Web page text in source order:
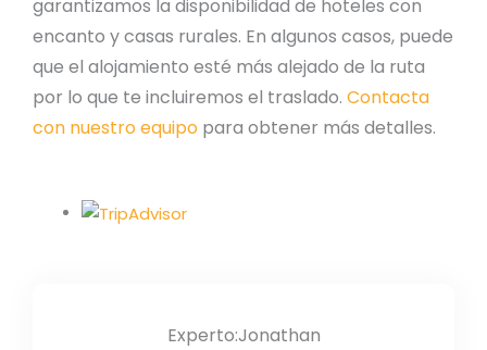
garantizamos la disponibilidad de hoteles con
encanto y casas rurales. En algunos casos, puede
que el alojamiento esté más alejado de la ruta
por lo que te incluiremos el traslado. Contacta
con nuestro equipo para obtener más detalles.
Experto:Jonathan